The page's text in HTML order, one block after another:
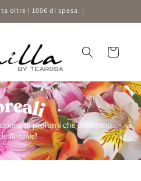
oltre i 100€ di spesa. |
Carrello